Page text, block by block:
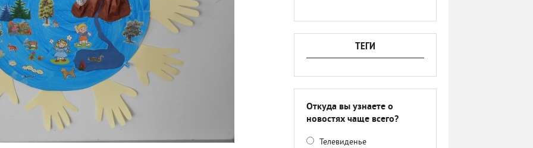
ТЕГИ
Откуда вы узнаете о
новостях чаще всего?
Телевиденье